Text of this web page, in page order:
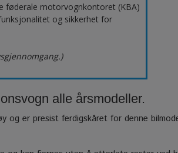
føderale motorvognkontoret (KBA)
og sikkerhet for
alle årsmodeller.
og er presist ferdigskåret for denne